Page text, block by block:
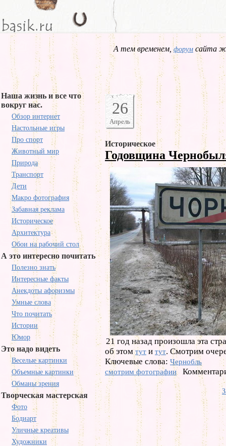
А тем временем,форум сайта
Наша жизнь и все что
вокруг нас.
Обзор интернет
Настольные игры
Про спорт
Животный мир
Природа
Транспорт
Дети
Макро фотография
Забавная реклама
Историческое
Архитектура
Обои на рабочий стол
А это интересно почитать
Полезно знать
Интересные факты
Анекдоты афоризмы
Умные слова
Что почитать
Истории
Юмор
Это надо видеть
Веселые картинки
Объемные картинки
Обманы зрения
Творческая мастерская
Фото
Бодиарт
Уличные креативы
Художники
26
Апрель
Историческое
Годовщина
21 год назад произошла эта
об этомтут и тут. Смотрим
Ключевые слова: Чернобль
смотрим фотографии